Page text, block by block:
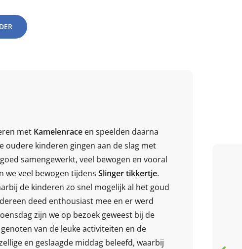
met Kamelenrace en speelden daarna
oudere kinderen gingen aan de slag met
samengewerkt, veel bewogen en vooral
we veel bewogen tijdens Slinger tikkertje.
de kinderen zo snel mogelijk al het goud
deed enthousiast mee en er werd
zijn we op bezoek geweest bij de
van de leuke activiteiten en de
en geslaagde middag beleefd, waarbij
5 / 5
fun playing in this BSO